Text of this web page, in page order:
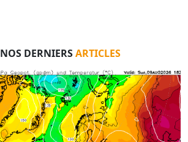
NOS DERNIERSARTICLES